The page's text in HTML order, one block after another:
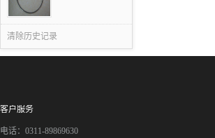
清除历史记录
客户服务
电话：0311-89869630